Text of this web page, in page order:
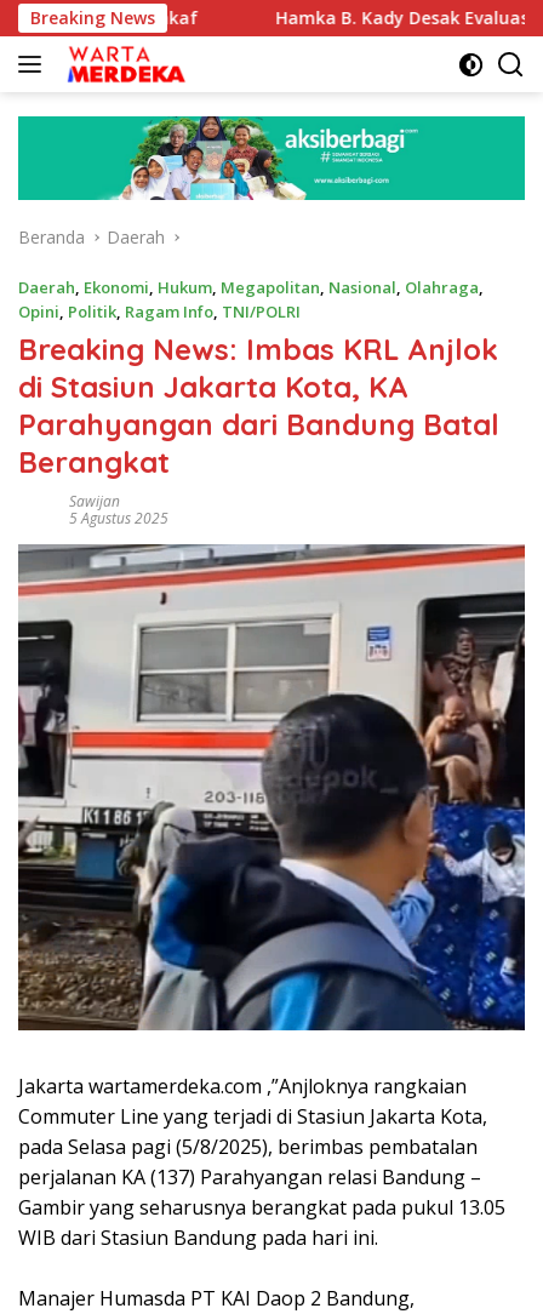
Langsung
ke
konten
Breaking News
Wakaf Hamka B. Kady Desak Evaluasi Permenhub
Beranda Daerah
Daerah, Ekonomi, Hukum, Megapolitan, Nasional, Olahraga,
Opini, Politik, Ragam Info, TNI/POLRI
Breaking News: Imbas KRL Anjlok
di Stasiun Jakarta Kota, KA
Parahyangan dari Bandung Batal
Berangkat
Sawijan
5 Agustus 2025
Jakarta wartamerdeka.com ,”Anjloknya rangkaian
Commuter Line yang terjadi di Stasiun Jakarta Kota,
pada Selasa pagi (5/8/2025), berimbas pembatalan
perjalanan KA (137) Parahyangan relasi Bandung –
Gambir yang seharusnya berangkat pada pukul 13.05
WIB dari Stasiun Bandung pada hari ini.
‎Manajer Humasda PT KAI Daop 2 Bandung,